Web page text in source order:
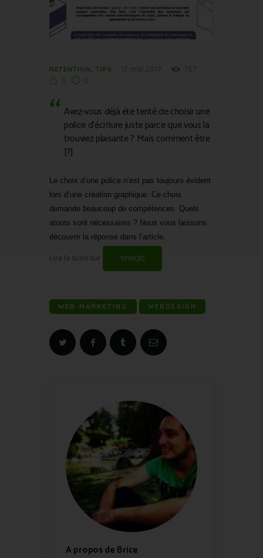
RETENTION, TIPS
Avez-vous déjà été tenté de choisir une
police d’écriture juste parce que vous la
trouviez plaisante ? Mais comment être
[?]
Le choix d’une police n’est pas toujours évident
lors d’une création graphique. Ce choix
demande beaucoup de compétences. Quels
atouts sont nécessaires ? Nous vous laissons
découvrir la réponse dans l’article.
Lire la suite sur 1min30
WEB MARKETING WEBDESIGN
A propos de Brice